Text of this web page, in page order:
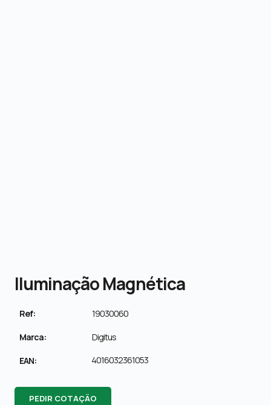
Iluminação Magnética
Ref: 19030060
Marca: Digitus
EAN: 4016032361053
PEDIR COTAÇÃO